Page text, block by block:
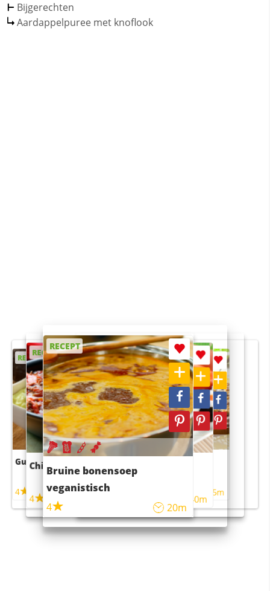
Bijgerechten
Aardappelpuree met knoflook
RECEPT
Guacamole
4
RECEPT
Chili con carne
4 45m
RECEPT
Bruine bonensoep
veganistisch
4
20m
RECEPT
Sushi rijstsalade
maaltijdsalade
40m
RECEPT
4 55m